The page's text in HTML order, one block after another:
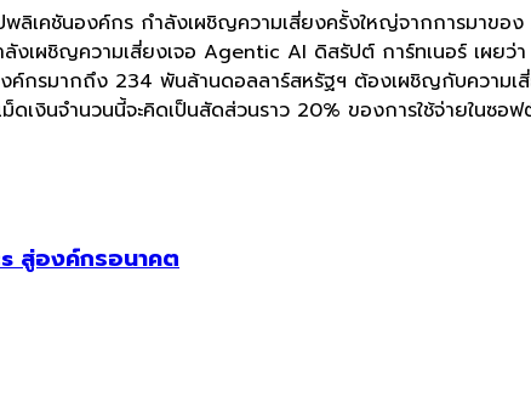
เคชันองค์กร กำลังเผชิญความเสี่ยงครั้งใหญ่จากการมาขอ
เผชิญความเสี่ยงเจอ Agentic AI ดิสรัปต์ การ์ทเนอร์ เผยว่
ค์กรมากถึง 234 พันล้านดอลลาร์สหรัฐฯ ต้องเผชิญกับความเ
นจำนวนนี้จะคิดเป็นสัดส่วนราว 20% ของการใช้จ่ายในซอฟ
สู่องค์กรอนาคต